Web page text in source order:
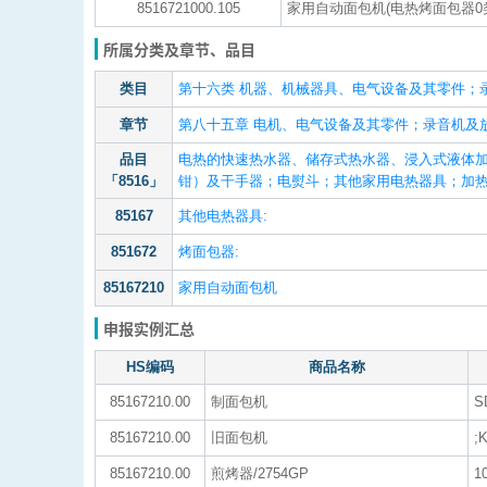
8516721000.105 家用自动面包机(电热烤面包器0
所属分类及章节、品目
类目 第十六类 机器、机械器具、电气设备及其零件
章节 第八十五章 电机、电气设备及其零件；录音机
品目
「8516」
电热的快速热水器、储存式热水器、浸入式液体
钳）及干手器；电熨斗；其他家用电热器具；加
85167 其他电热器具:
851672 烤面包器:
85167210 家用自动面包机
申报实例汇总
HS编码 商品名称
85167210.00 制面包机
85167210.00 旧面包机
85167210.00 煎烤器/2754GP